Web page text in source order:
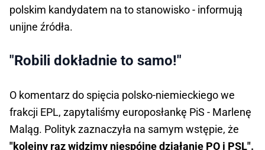
polskim kandydatem na to stanowisko - informują
unijne źródła.
"Robili dokładnie to samo!"
O komentarz do spięcia polsko-niemieckiego we
frakcji EPL, zapytaliśmy europosłankę PiS - Marlenę
Maląg. Polityk zaznaczyła na samym wstępie, że
"kolejny raz widzimy niespójne działanie PO i PSL".